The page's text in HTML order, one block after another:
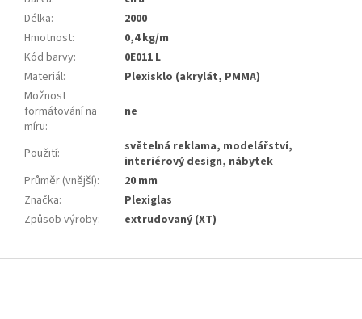
Délka:
2000
Hmotnost:
0,4 kg/m
Kód barvy:
0E011 L
Materiál:
Plexisklo (akrylát, PMMA)
Možnost
formátování na
míru:
ne
Použití:
světelná reklama, modelářství,
interiérový design, nábytek
Průměr (vnější):
20 mm
Značka:
Plexiglas
Způsob výroby: extrudovaný (XT)